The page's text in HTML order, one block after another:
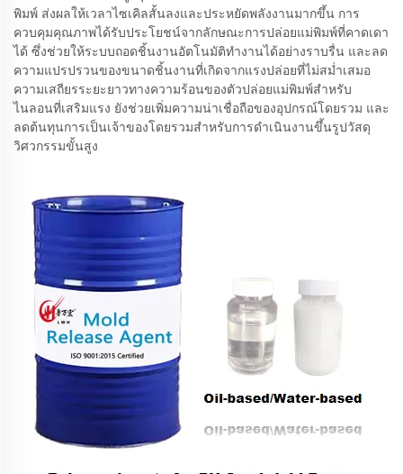
พิมพ์ ส่งผลให้เวลาไซเคิลสั้นลงและประหยัดพลังงานมากขึ้น การ
ควบคุมคุณภาพได้รับประโยชน์จากลักษณะการปล่อยแม่พิมพ์ที่คาดเดา
ได้ ซึ่งช่วยให้ระบบถอดชิ้นงานอัตโนมัติทำงานได้อย่างราบรื่น และลด
ความแปรปรวนของขนาดชิ้นงานที่เกิดจากแรงปล่อยที่ไม่สม่ำเสมอ
ความเสถียรระยะยาวทางความร้อนของตัวปล่อยแม่พิมพ์สำหรับ
ไนลอนที่เสริมแรง ยังช่วยเพิ่มความน่าเชื่อถือของอุปกรณ์โดยรวม และ
ลดต้นทุนการเป็นเจ้าของโดยรวมสำหรับการดำเนินงานขึ้นรูปวัสดุ
วิศวกรรมขั้นสูง